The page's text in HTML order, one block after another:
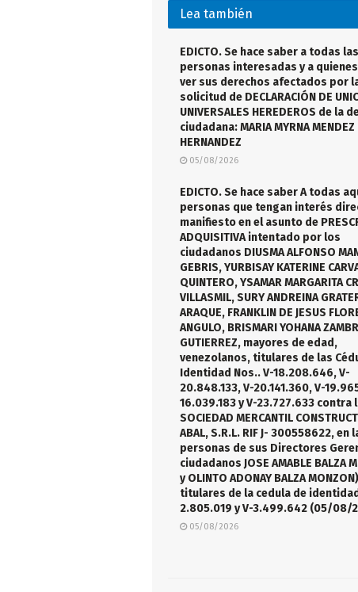
Lea también
EDICTO. Se hace saber a todas las
personas interesadas y a
ver sus derechos afectados por
solicitud de DECLARACIÓN DE
UNIVERSALES HEREDEROS de la
ciudadana: MARIA MYRNA MENDEZ
HERNANDEZ
05/08/2026
EDICTO. Se hace saber A todas
personas que tengan interés
manifiesto en el asunto de
ADQUISITIVA intentado por los
ciudadanos DIUSMA ALFONSO
GEBRIS, YURBISAY KATERINE
QUINTERO, YSAMAR MARGARITA
VILLASMIL, SURY ANDREINA
ARAQUE, FRANKLIN DE JESUS
ANGULO, BRISMARI YOHANA
GUTIERREZ, mayores de edad,
venezolanos, titulares de las
Identidad Nos.. V-18.208.646, V-
20.848.133, V-20.141.360, V-
16.039.183 y V-23.727.633 contra
SOCIEDAD MERCANTIL
ABAL, S.R.L. RIF J- 300558622, en
personas de sus Directores
ciudadanos JOSE AMABLE BALZA
y OLINTO ADONAY BALZA
titulares de la cedula de identidad
2.805.019 y V-3.499.642 (05/08/
05/08/2026